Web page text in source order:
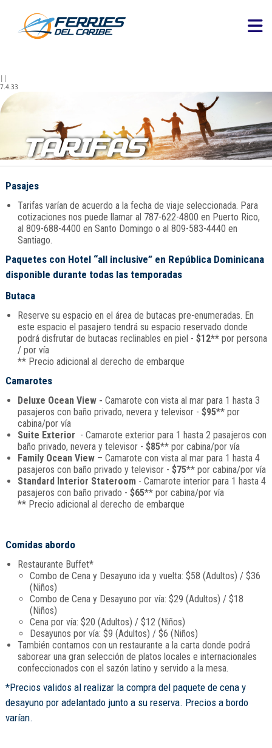
||
7.4.33
TARIFAS
Pasajes
Tarifas varían de acuerdo a la fecha de viaje seleccionada. Para
cotizaciones nos puede llamar al 787-622-4800 en Puerto Rico,
al 809-688-4400 en Santo Domingo o al 809-583-4440 en
Santiago.
Paquetes con Hotel “all inclusive” en República Dominicana
disponible durante todas las temporadas
Butaca
Reserve su espacio en el área de butacas pre-enumeradas. En
este espacio el pasajero tendrá su espacio reservado donde
podrá disfrutar de butacas reclinables en piel - $12**por persona
/ por vía
** Precio adicional al derecho de embarque
Camarotes
Deluxe Ocean View - Camarote con vista al mar para 1 hasta 3
pasajeros con baño privado, nevera y televisor - $95** por
cabina/por vía
Suite Exterior - Camarote exterior para 1 hasta 2 pasajeros con
baño privado, nevera y televisor - $85** por cabina/por vía
Family Ocean View– Camarote con vista al mar para 1 hasta 4
pasajeros con baño privado y televisor - $75** por cabina/por vía
Standard Interior Stateroom- Camarote interior para 1 hasta 4
pasajeros con baño privado - $65** por cabina/por vía
** Precio adicional al derecho de embarque
Comidas abordo
Restaurante Buffet*
Combo de Cena y Desayuno ida y vuelta: $58 (Adultos) / $36
(Niños)
Combo de Cena y Desayuno por vía: $29 (Adultos) / $18
(Niños)
Cena por vía: $20 (Adultos) / $12 (Niños)
Desayunos por vía: $9 (Adultos) / $6 (Niños)
También contamos con un restaurante a la carta donde podrá
saborear una gran selección de platos locales e internacionales
confeccionados con el sazón latino y servido a la mesa.
*Precios validos al realizar la compra del paquete de cena y
desayuno por adelantado junto a su reserva. Precios a bordo
varían.